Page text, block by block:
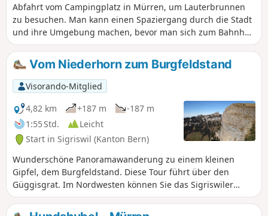
Abfahrt vom Campingplatz in Mürren, um Lauterbrunnen
zu besuchen. Man kann einen Spaziergang durch die Stadt
und ihre Umgebung machen, bevor man sich zum Bahnhof
von Lauterbrunnen begibt, um nach Genf zurückzukehren.
Es ist ein ruhiger Tag zum Ausruhen.
Vom Niederhorn zum Burgfeldstand
Visorando-Mitglied
4,82 km
+187 m
-187 m
1:55 Std.
Leicht
Start in Sigriswil (Kanton Bern)
Wunderschöne Panoramawanderung zu einem kleinen
Gipfel, dem Burgfeldstand. Diese Tour führt über den
Güggisgrat. Im Nordwesten können Sie das Sigriswiler
Rothorn und das Justistal bewundern. In südöstlicher
Richtung können Sie das Dreigestirn des Berner